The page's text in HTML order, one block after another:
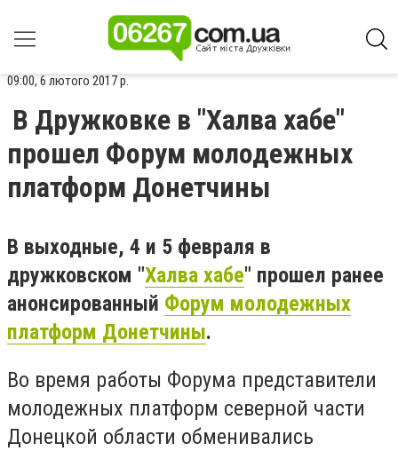
09:00, 6 лютого 2017 р.
В Дружковке в "Халва хабе"
прошел Форум молодежных
платформ Донетчины
В выходные, 4 и 5 февраля в
дружковском "Халва хабе" прошел ранее
анонсированный Форум молодежных
платформ Донетчины.
Во время работы Форума представители
молодежных платформ северной части
Донецкой области обменивались